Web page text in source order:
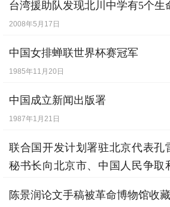
台湾援助队发现北川中学有5个生
2008年5月17日
中国女排蝉联世界杯赛冠军
1985年11月20日
中国成立新闻出版署
1987年1月21日
联合国开发计划署驻北京代表孔
秘书长向北京市、中国人民争取
者”奖状。
陈景润论文手稿被革命博物馆收藏